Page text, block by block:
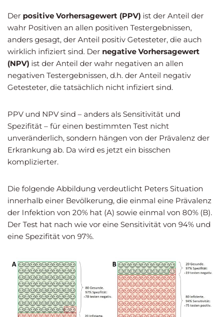
Der positive Vorhersagewert (PPV) ist der Anteil der
wahr Positiven an allen positiven Testergebnissen,
anders gesagt, der Anteil positiv Getesteter, die auch
wirklich infiziert sind. Der negative Vorhersagewert
(NPV) ist der Anteil der wahr negativen an allen
negativen Testergebnissen, d.h. der Anteil negativ
Getesteter, die tatsächlich nicht infiziert sind.
PPV und NPV sind – anders als Sensitivität und
Spezifität – für einen bestimmten Test nicht
unveränderlich, sondern hängen von der Prävalenz der
Erkrankung ab. Da wird es jetzt ein bisschen
komplizierter.
Die folgende Abbildung verdeutlicht Peters Situation
innerhalb einer Bevölkerung, die einmal eine Prävalenz
der Infektion von 20% hat (A) sowie einmal von 80% (B).
Der Test hat nach wie vor eine Sensitivität von 94% und
eine Spezifität von 97%.